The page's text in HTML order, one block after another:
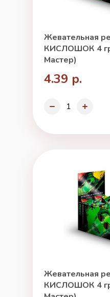
Жевательная
КИСЛОШОК 4
Мастер)
4.39 р.
Жевательная
КИСЛОШОК 4